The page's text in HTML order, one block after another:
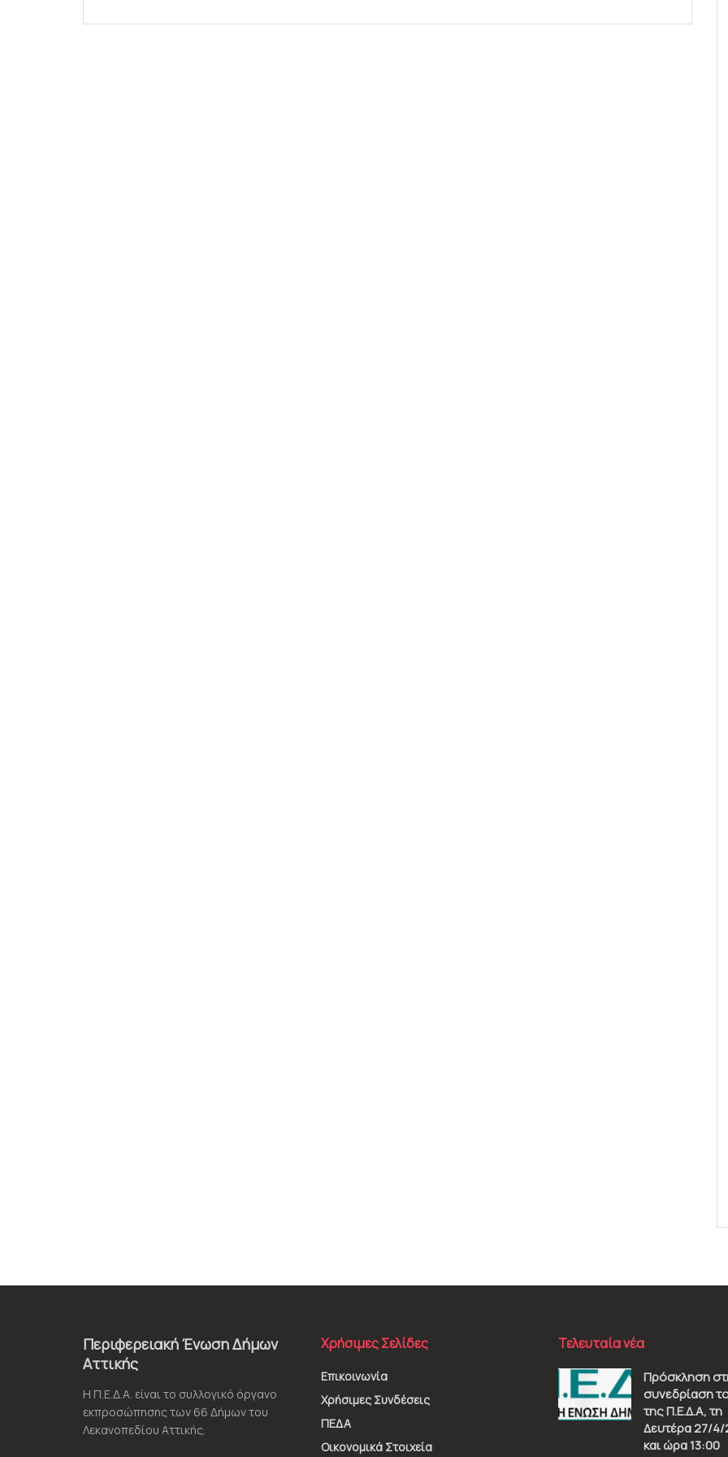
Περιφερειακή Ένωση Δήμων
Αττικής
Η Π.Ε.Δ.Α. είναι το συλλογικό όργανο
εκπροσώπησης των 66 Δήμων του
Λεκανοπεδίου Αττικής.
Χρήσιμες Σελίδες
Επικοινωνία
Χρήσιμες Συνδέσεις
ΠΕΔΑ
Οικονομικά Στοιχεία
Τελευταία νέα
Πρόσκληση
συνεδρίαση
της Π.Ε.Δ.Α, τη
Δευτέρα 27/
και ώρα 13:00